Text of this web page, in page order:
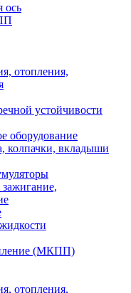
ось
отопления,
устойчивости
оборудование
колпачки, вкладыши
(МКПП)
отопления,